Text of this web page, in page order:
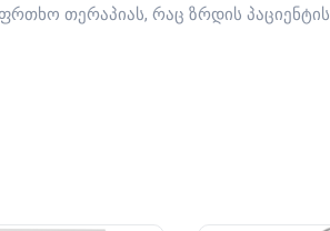
თერაპიას, რაც ზრდის პაციენტის